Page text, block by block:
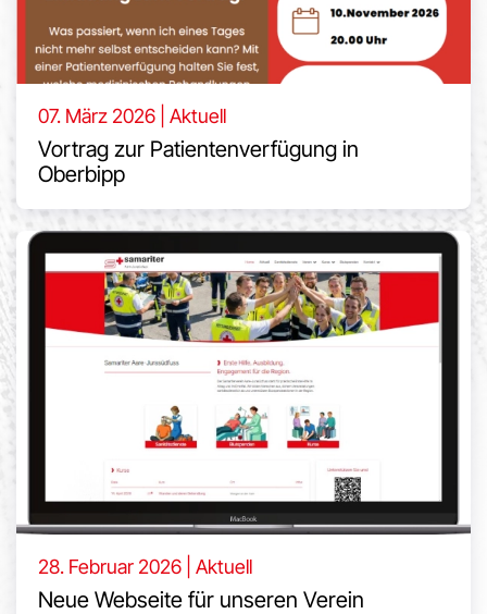
07. März 2026 | Aktuell
Vortrag zur Patientenverfügung in
Oberbipp
28. Februar 2026 | Aktuell
Neue Webseite für unseren Verein